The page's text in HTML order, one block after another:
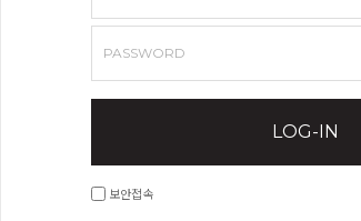
PASSWORD
LOG-IN
보안접속